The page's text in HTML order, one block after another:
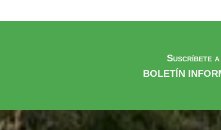
Suscríbete
BOLETÍN